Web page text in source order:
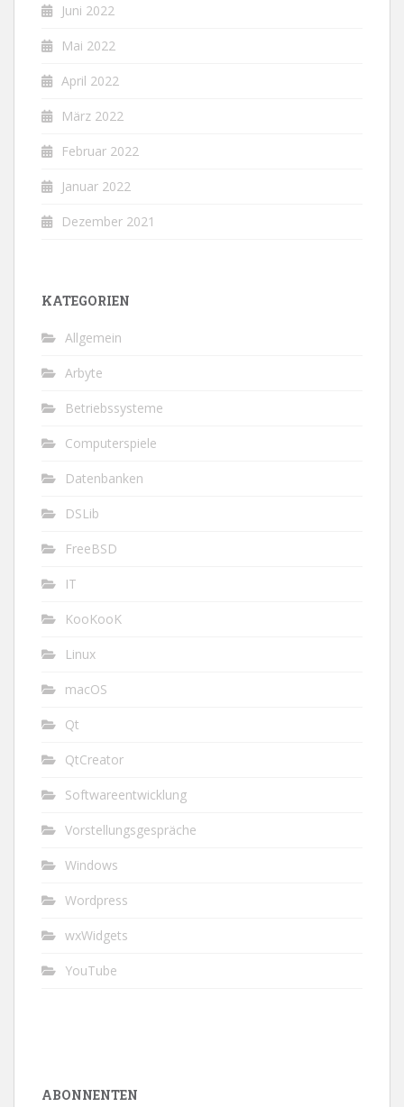
Juni 2022
Mai 2022
April 2022
März 2022
Februar 2022
Januar 2022
Dezember 2021
KATEGORIEN
Allgemein
Arbyte
Betriebssysteme
Computerspiele
Datenbanken
DSLib
FreeBSD
IT
KooKooK
Linux
macOS
Qt
QtCreator
Softwareentwicklung
Vorstellungsgespräche
Windows
Wordpress
wxWidgets
YouTube
ABONNENTEN